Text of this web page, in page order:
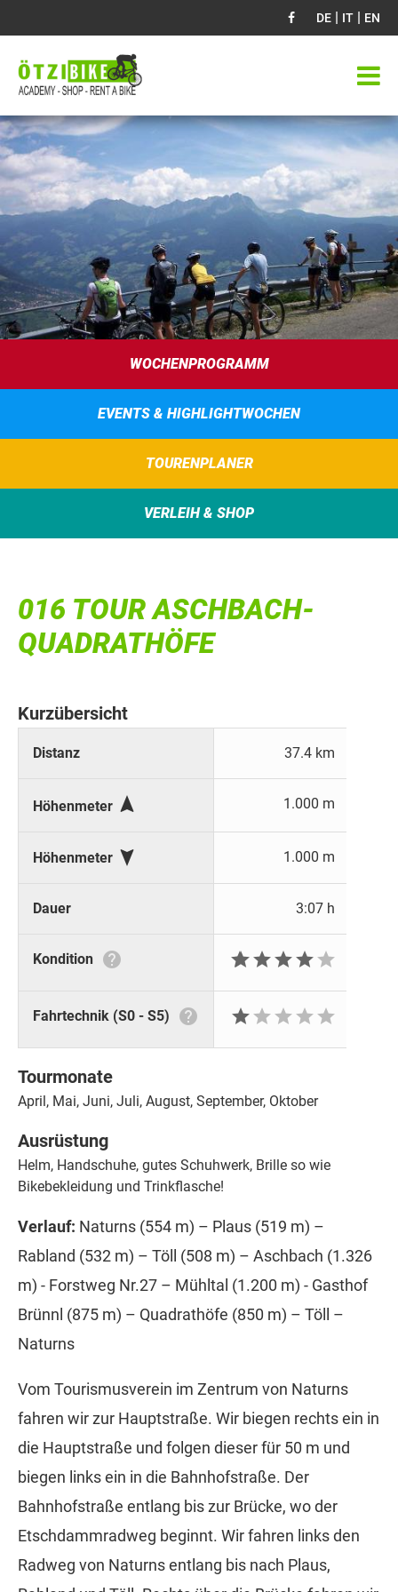
DE | IT | EN
WOCHENPROGRAMM
EVENTS & HIGHLIGHTWOCHEN
TOURENPLANER
VERLEIH & SHOP
016 TOUR ASCHBACH-
QUADRATHÖFE
Kurzübersicht
Distanz 37.4 km
Höhenmeter  1.000 m
Höhenmeter  1.000 m
Dauer 3:07 h
Kondition  

Fahrtechnik (S0 - S5)  
Tourmonate
April, Mai, Juni, Juli, August, September, Oktober
Ausrüstung
Helm, Handschuhe, gutes Schuhwerk, Brille so wie
Bikebekleidung und Trinkflasche!
Verlauf: Naturns (554 m) – Plaus (519 m) –
Rabland (532 m) – Töll (508 m) – Aschbach (1.326
m) - Forstweg Nr.27 – Mühltal (1.200 m) - Gasthof
Brünnl (875 m) – Quadrathöfe (850 m) – Töll –
Naturns
Vom Tourismusverein im Zentrum von Naturns
fahren wir zur Hauptstraße. Wir biegen rechts ein in
die Hauptstraße und folgen dieser für 50 m und
biegen links ein in die Bahnhofstraße. Der
Bahnhofstraße entlang bis zur Brücke, wo der
Etschdammradweg beginnt. Wir fahren links den
Radweg von Naturns entlang bis nach Plaus,